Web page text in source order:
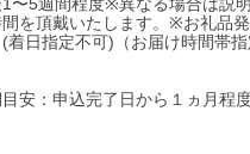
を頂戴いたします。※お礼品
日指定不可)（お届け時間帯指
安：申込完了日から１ヵ月程